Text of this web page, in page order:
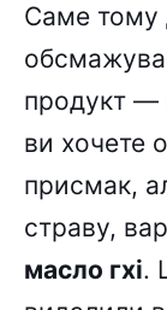
Саме тому
продукт —
ви хочете
присмак,
страву,
масло гхі.